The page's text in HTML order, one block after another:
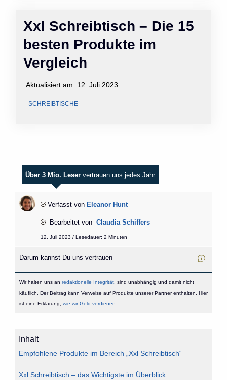
Xxl Schreibtisch – Die 15
besten Produkte im
Vergleich
Aktualisiert am: 12. Juli 2023
SCHREIBTISCHE
Über 3 Mio. Leser vertrauen uns jedes Jahr
Verfasst von Eleanor Hunt
Bearbeitet von Claudia Schiffers
12. Juli 2023 / Lesedauer: 2 Minuten
Darum kannst Du uns vertrauen
Wir halten uns an redaktionelle Integrität, sind unabhängig und damit nicht
käuflich. Der Beitrag kann Verweise auf Produkte unserer Partner enthalten. Hier
ist eine Erklärung, wie wir Geld verdienen
Inhalt
Empfohlene Produkte im Bereich „Xxl Schreibtisch“
Xxl Schreibtisch – das Wichtigste im Überblick